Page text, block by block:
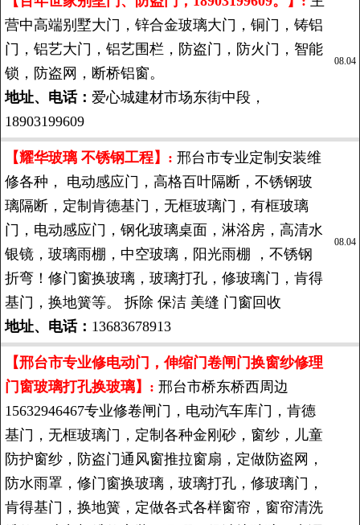
营中高端别墅大门，锌合金玻璃大门，铜门，铸铝
门，铝艺大门，铝艺围栏，防盗门，防火门，智能
锁，防盗网，断桥铝窗。
地址、电话： 爱心城建材市场东街中段，
18903199609
08.04
【耀华玻璃 不锈钢工程】: 邢台市专业定制安装维
修各种， 电动感应门，高格百叶隔断，不锈钢玻
璃隔断，定制肯德基门，无框玻璃门，有框玻璃
门，电动感应门，钢化玻璃桌面，淋浴房，高清水
银镜，玻璃雨棚，中空玻璃，阳光雨棚 ，不锈钢
折弯！修门窗换玻璃，玻璃打孔，修玻璃门，肯得
基门，换地簧等。 拆除 保洁 美缝 门窗回收
地址、电话： 13683678913
08.04
【邢台市专业修电动门，伸缩门卷闸门换窗纱修理
门窗玻璃打孔换玻璃】: 邢台市桥东桥西周边
15632946467专业修卷闸门，电动汽车库门，肯德
基门，无框玻璃门，定制各种金刚砂，窗纱，儿童
防护窗纱，防盗门通风窗推拉窗扇，定做防盗网，
防水雨罩，修门窗换玻璃，玻璃打孔，修玻璃门，
肯得基门，换地簧，定做各式各样窗帘，窗帘清洗